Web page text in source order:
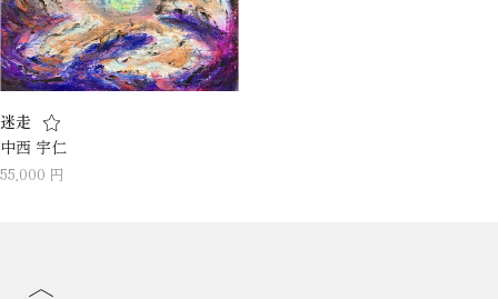
迷走
中西 宇仁
55,000 円